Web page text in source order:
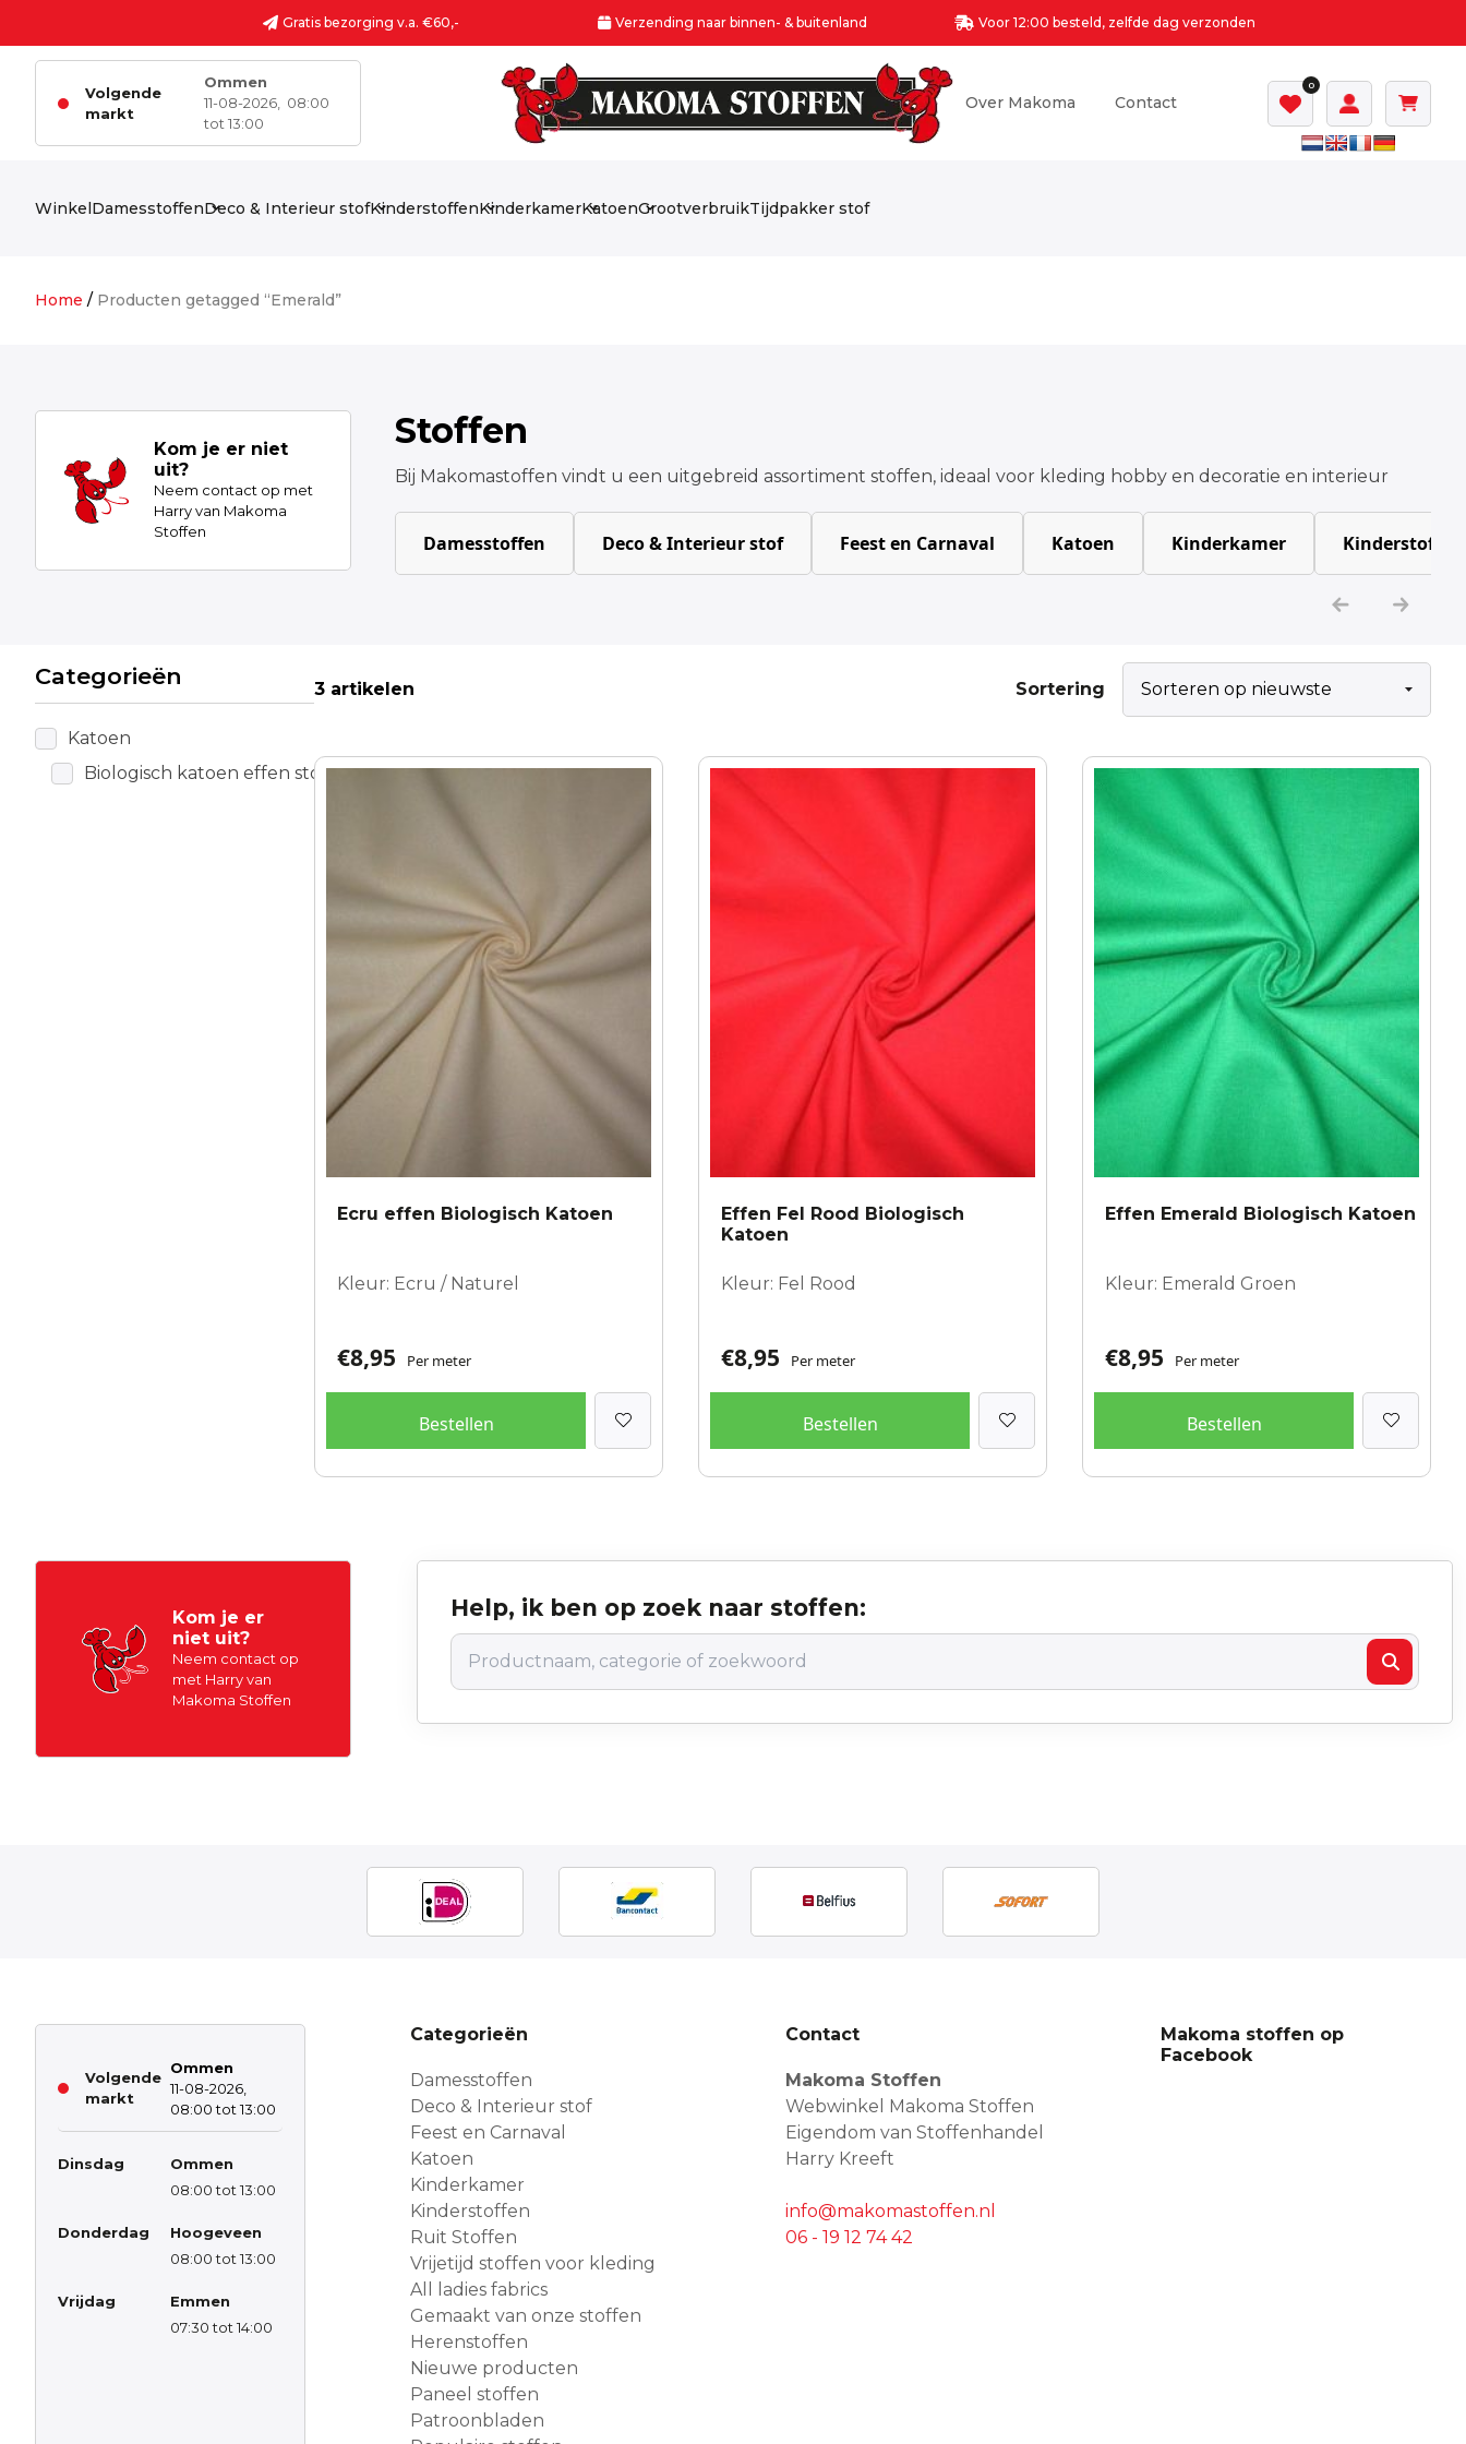
Gratis bezorging v.a. €60,- Verzending naar binnen- & buitenland Voor 12:00 besteld, zelfde dag verzonden
Volgende
markt
Ommen
11-08-2026,
08:00
tot 13:00
Over Makoma Contact
0
WinkelDamesstoffenDeco & Interieur stofKinderstoffenKinderkamerKatoenGrootverbruikTijdpakker stof
Home / Producten getagged “Emerald”
Kom je er niet
uit?
Neem contact op met
Harry van Makoma
Stoffen
Stoffen
Bij Makomastoffen vindt u een uitgebreid assortiment stoffen, ideaal voor kleding hobby en decoratie en interieur
Damesstoffen Deco & Interieur stof Feest en Carnaval Katoen Kinderkamer Kinderstoffen
Categorieën
Katoen
Biologisch katoen effen stof
3 artikelen Sortering
Ecru effen Biologisch Katoen
Kleur: Ecru / Naturel
€8,95 Per meter
Bestellen
Effen Fel Rood Biologisch
Katoen
Kleur: Fel Rood
€8,95 Per meter
Bestellen
Effen Emerald Biologisch Katoen
Kleur: Emerald Groen
€8,95 Per meter
Bestellen
Kom je er
niet uit?
Neem contact op
met Harry van
Makoma Stoffen
Help, ik ben op zoek naar stoffen:
Volgende
markt
Ommen
11-08-2026,
08:00 tot 13:00
Dinsdag
Ommen
08:00 tot 13:00
Donderdag
Hoogeveen
08:00 tot 13:00
Vrijdag
Emmen
07:30 tot 14:00
Categorieën
Damesstoffen
Deco & Interieur stof
Feest en Carnaval
Katoen
Kinderkamer
Kinderstoffen
Ruit Stoffen
Vrijetijd stoffen voor kleding
All ladies fabrics
Gemaakt van onze stoffen
Herenstoffen
Nieuwe producten
Paneel stoffen
Patroonbladen
Contact
Makoma Stoffen
Webwinkel Makoma Stoffen
Eigendom van Stoffenhandel
Harry Kreeft
info@makomastoffen.nl
06 - 19 12 74 42
Makoma stoffen op
Facebook